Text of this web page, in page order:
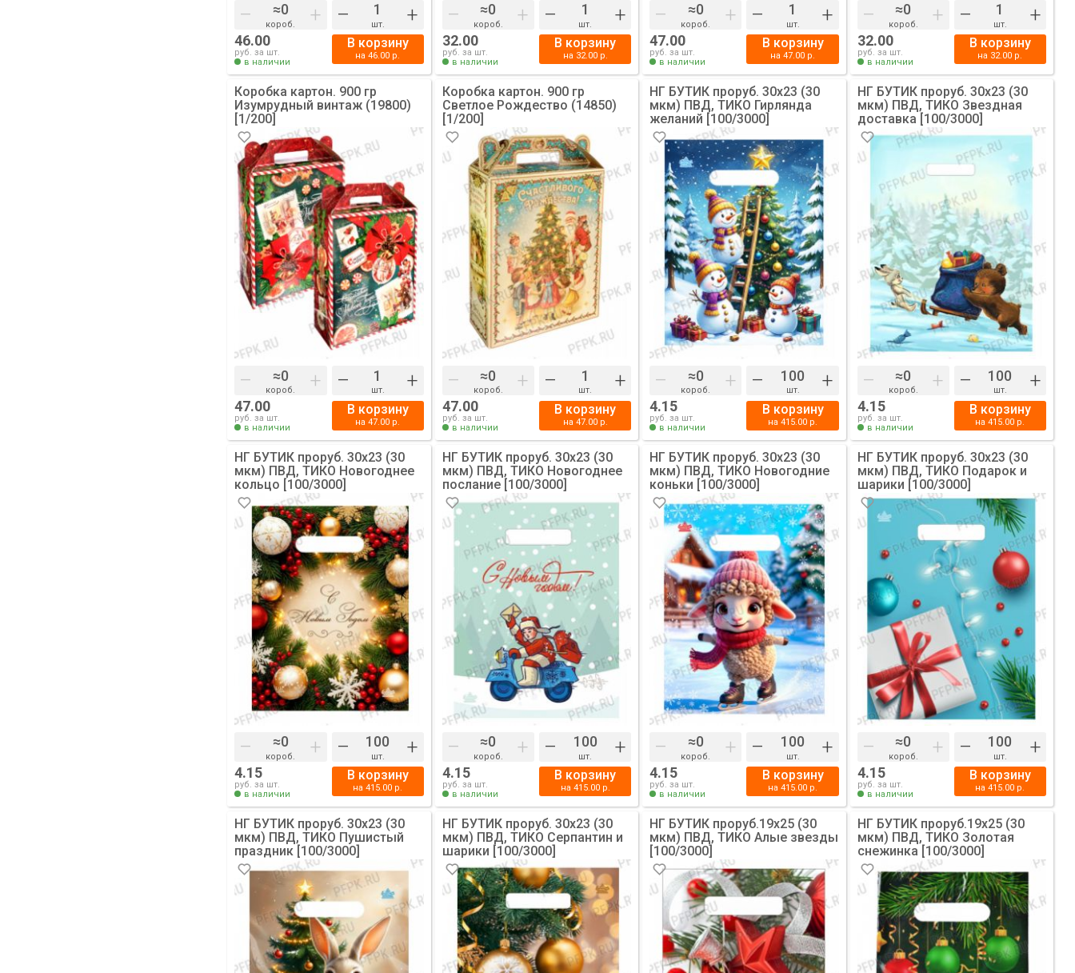
– короб. + – шт. +
46.00
руб. за шт.
в наличии
В корзину
на46.00 р.
– короб. + – шт. +
32.00
руб. за шт.
в наличии
В корзину
на 32.00р.
– короб. + – шт. +
47.00
руб. за шт.
в наличии
В корзину
на47.00 р.
– короб. + – шт. +
32.00
руб. за шт.
в наличии
В корзину
на 32.00 р.
Коробка картон. 900 гр
Изумрудный винтаж (19800)
[1/200]
– короб. + – шт. +
47.00
руб. за шт.
в наличии
В корзину
на47.00 р.
Коробка картон. 900 гр
Светлое Рождество (14850)
[1/200]
– короб. + – шт. +
47.00
руб. за шт.
в наличии
В корзину
на 47.00р.
НГ БУТИК проруб. 30х23 (30
мкм) ПВД, ТИКО Гирлянда
желаний [100/3000]
– короб. + – шт. +
4.15
руб. за шт.
в наличии
В корзину
на415.00 р.
НГ БУТИК проруб. 30х23 (30
мкм) ПВД, ТИКО Звездная
доставка [100/3000]
– короб. + – шт. +
4.15
руб. за шт.
в наличии
В корзину
на415.00 р.
НГ БУТИК проруб. 30х23 (30
мкм) ПВД, ТИКО Новогоднее
кольцо [100/3000]
– короб. + – шт. +
4.15
руб. за шт.
в наличии
В корзину
на415.00 р.
НГ БУТИК проруб. 30х23 (30
мкм) ПВД, ТИКО Новогоднее
послание [100/3000]
– короб. + – шт. +
4.15
руб. за шт.
в наличии
В корзину
на 415.00р.
НГ БУТИК проруб. 30х23 (30
мкм) ПВД, ТИКО Новогодние
коньки [100/3000]
– короб. + – шт. +
4.15
руб. за шт.
в наличии
В корзину
на415.00 р.
НГ БУТИК проруб. 30х23 (30
мкм) ПВД, ТИКО Подарок и
шарики [100/3000]
– короб. + – шт. +
4.15
руб. за шт.
в наличии
В корзину
на415.00 р.
НГ БУТИК проруб. 30х23 (30
мкм) ПВД, ТИКО Пушистый
праздник [100/3000]
НГ БУТИК проруб. 30х23 (30
мкм) ПВД, ТИКО Серпантин и
шарики [100/3000]
НГ БУТИК проруб.19х25 (30
мкм) ПВД, ТИКО Алые звезды
[100/3000]
НГ БУТИК проруб.19х25 (30
мкм) ПВД, ТИКО Золотая
снежинка [100/3000]